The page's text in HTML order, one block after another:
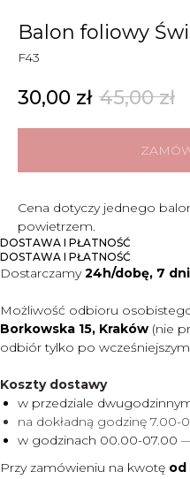
Balon foliowy
F43
30,00 zł 45,00 zł
Cena dotyczy jednego
powietrzem.
DOSTAWA I PŁATNOŚĆ
DOSTAWA I PŁATNOŚĆ
Dostarczamy24h/dobę, 7
Możliwość odbioru
Borkowska 15, Kraków (nie
odbiór tylko po
Koszty dostawy
w przedziale
na dokładną godzinę
w godzinach 00.00-07.00
Przy zamówieniu na kwotę od